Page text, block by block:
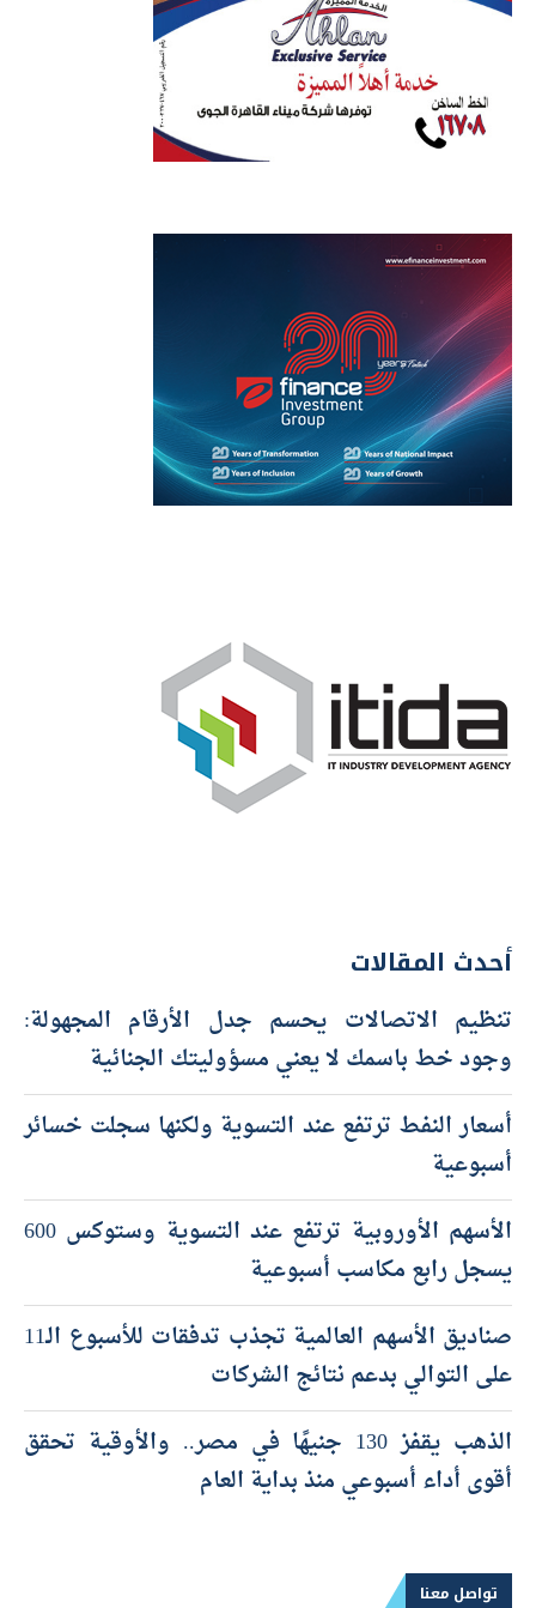
أحدث المقالات
تنظيم الاتصالات يحسم جدل الأرقام المجهولة:
وجود خط باسمك لا يعني مسؤوليتك الجنائية
أسعار النفط ترتفع عند التسوية ولكنها سجلت خسائر
أسبوعية
الأسهم الأوروبية ترتفع عند التسوية وستوكس 600
يسجل رابع مكاسب أسبوعية
صناديق الأسهم العالمية تجذب تدفقات للأسبوع الـ11
على التوالي بدعم نتائج الشركات
الذهب يقفز 130 جنيهًا في مصر.. والأوقية تحقق
أقوى أداء أسبوعي منذ بداية العام
تواصل معنا